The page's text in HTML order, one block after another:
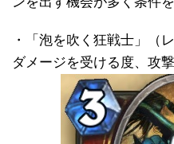
・「泡を吹く狂戦士」（
ダメージを受ける度、攻